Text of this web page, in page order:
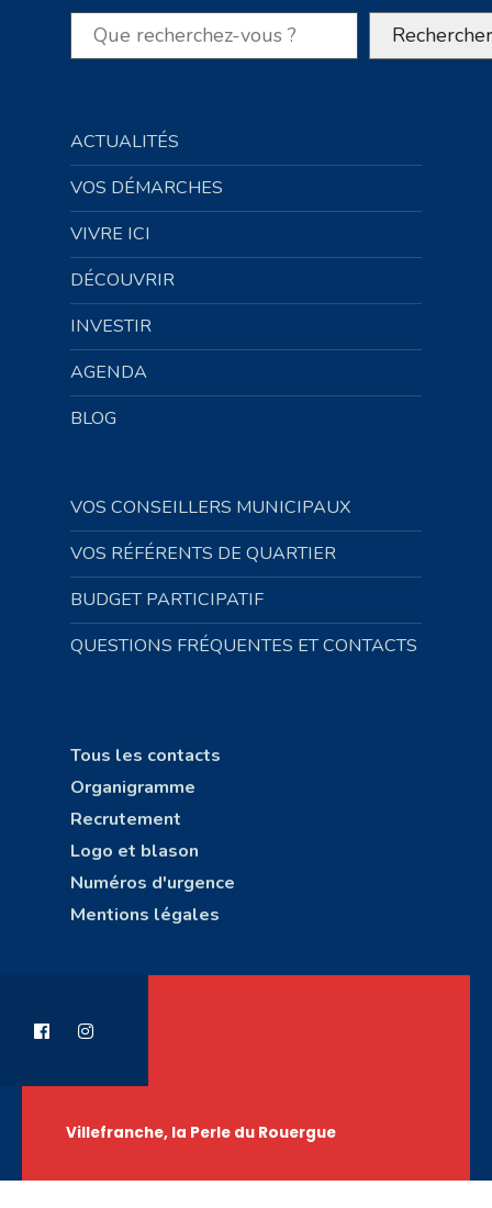
Rechercher Rechercher
ACTUALITÉS
VOS DÉMARCHES
VIVRE ICI
DÉCOUVRIR
INVESTIR
AGENDA
BLOG
VOS CONSEILLERS MUNICIPAUX
VOS RÉFÉRENTS DE QUARTIER
BUDGET PARTICIPATIF
QUESTIONS FRÉQUENTES ET CONTACTS
Tous les contacts
Organigramme
Recrutement
Logo et blason
Numéros d'urgence
Mentions légales
Villefranche, la Perle du Rouergue